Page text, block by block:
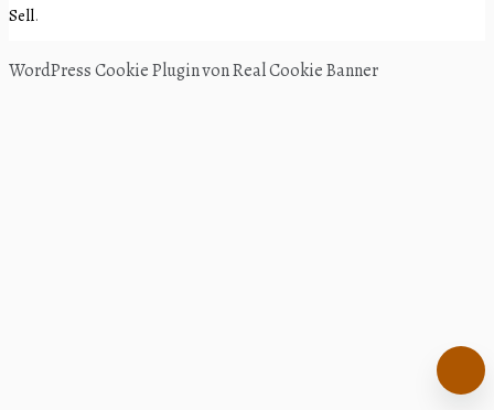
Sell.
WordPress Cookie Plugin von Real Cookie Banner